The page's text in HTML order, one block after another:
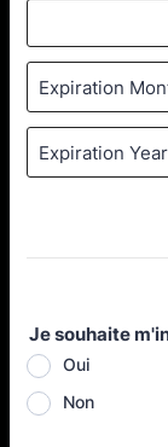
Je souhaite
Oui
Non